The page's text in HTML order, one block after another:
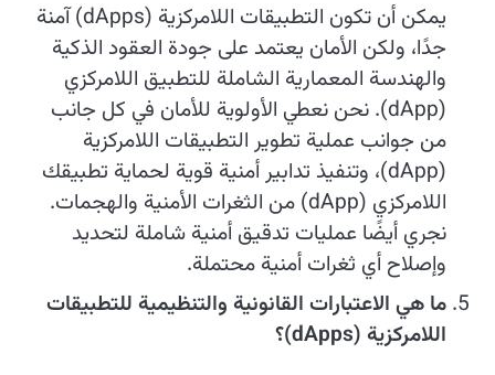
يمكن أن تكون التطبيقات اللامركزية (dApps) آمنة
جدًا، ولكن الأمان يعتمد على جودة العقود الذكية
والهندسة المعمارية الشاملة للتطبيق اللامركزي
(dApp). نحن نعطي الأولوية للأمان في كل جانب
من جوانب عملية تطوير التطبيقات اللامركزية
(dApp)، وتنفيذ تدابير أمنية قوية لحماية تطبيقك
اللامركزي (dApp) من الثغرات الأمنية والهجمات.
نجري أيضًا عمليات تدقيق أمنية شاملة لتحديد
وإصلاح أي ثغرات أمنية محتملة.
ما هي الاعتبارات القانونية والتنظيمية للتطبيقات
اللامركزية (dApps)؟